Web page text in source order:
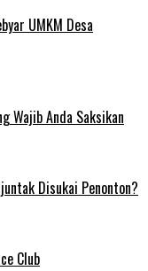
UMKM Desa
Wajib Anda Saksikan
Disukai Penonton?
Club